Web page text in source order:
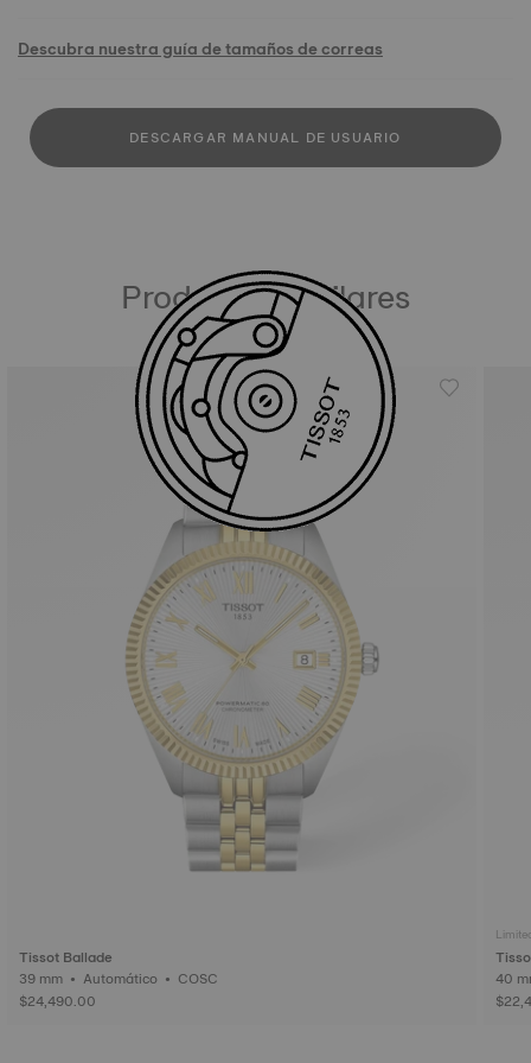
Descubra nuestra guía de tamaños de correas
DESCARGAR MANUAL DE USUARIO
Productos similares
Tissot Ballade
39 mm • Automático • COSC
$24,490.00